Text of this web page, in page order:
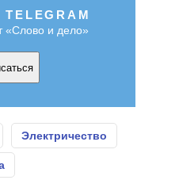
«Слово и дело»
Электричество